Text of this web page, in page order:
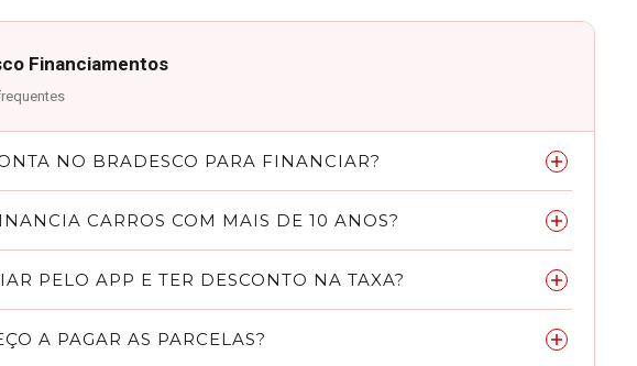
Financiamentos
NO BRADESCO PARA FINANCIAR?
CARROS COM MAIS DE 10 ANOS?
PELO APP E TER DESCONTO NA TAXA?
presencial.
A PAGAR AS PARCELAS?